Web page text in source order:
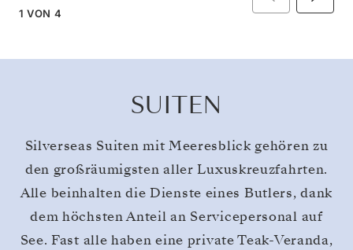
1 VON 4
SUITEN
Silverseas Suiten mit Meeresblick gehören zu
den großräumigsten aller Luxuskreuzfahrten.
Alle beinhalten die Dienste eines Butlers, dank
dem höchsten Anteil an Servicepersonal auf
See. Fast alle haben eine private Teak-Veranda,